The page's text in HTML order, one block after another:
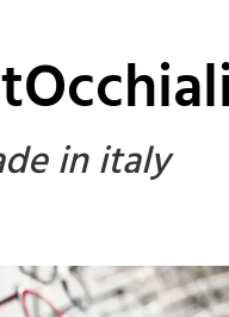
in italy